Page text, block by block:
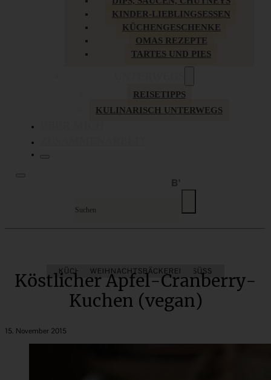
KINDER-LIEBLINGSESSEN
KÜCHENGESCHENKE
OMAS REZEPTE
TARTES UND PIES
REISETIPPS
KULINARISCH UNTERWEGS
KÜCHENGESCHENKE VEGAN SÜSS
WEIHNACHTSBÄCKEREI
Köstlicher Apfel-Cranberry-
Kuchen (vegan)
15. November 2015